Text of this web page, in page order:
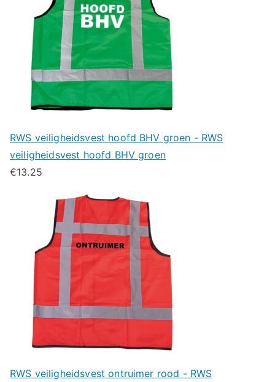
RWS veiligheidsvest hoofd BHV groen - RWS
veiligheidsvest hoofd BHV groen
€13.25
RWS veiligheidsvest ontruimer rood - RWS